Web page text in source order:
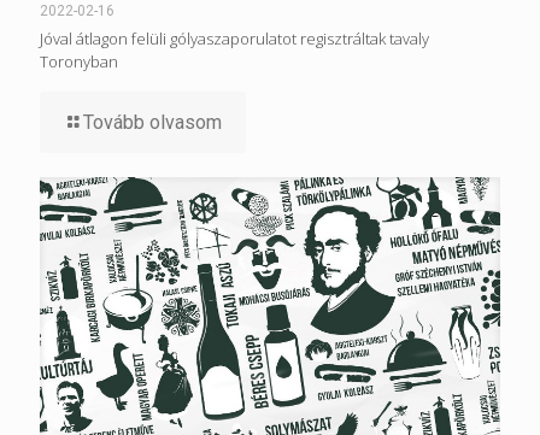
2022-02-16
Jóval átlagon felüli gólyaszaporulatot regisztráltak tavaly
Toronyban
Tovább olvasom